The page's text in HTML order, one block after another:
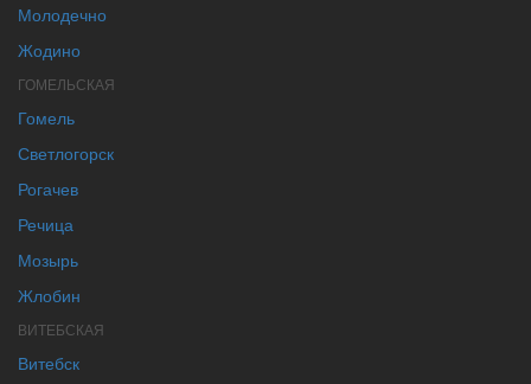
Молодечно
Жодино
ГОМЕЛЬСКАЯ
Гомель
Светлогорск
Рогачев
Речица
Мозырь
Жлобин
ВИТЕБСКАЯ
Витебск